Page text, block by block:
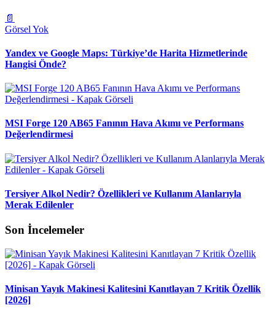
📄
Görsel Yok
Yandex ve Google Maps: Türkiye’de Harita Hizmetlerinde
Hangisi Önde?
MSI Forge 120 AB65 Fanının Hava Akımı ve Performans
Değerlendirmesi
Tersiyer Alkol Nedir? Özellikleri ve Kullanım Alanlarıyla
Merak Edilenler
Son İncelemeler
Minisan Yayık Makinesi Kalitesini Kanıtlayan 7 Kritik Özellik
[2026]